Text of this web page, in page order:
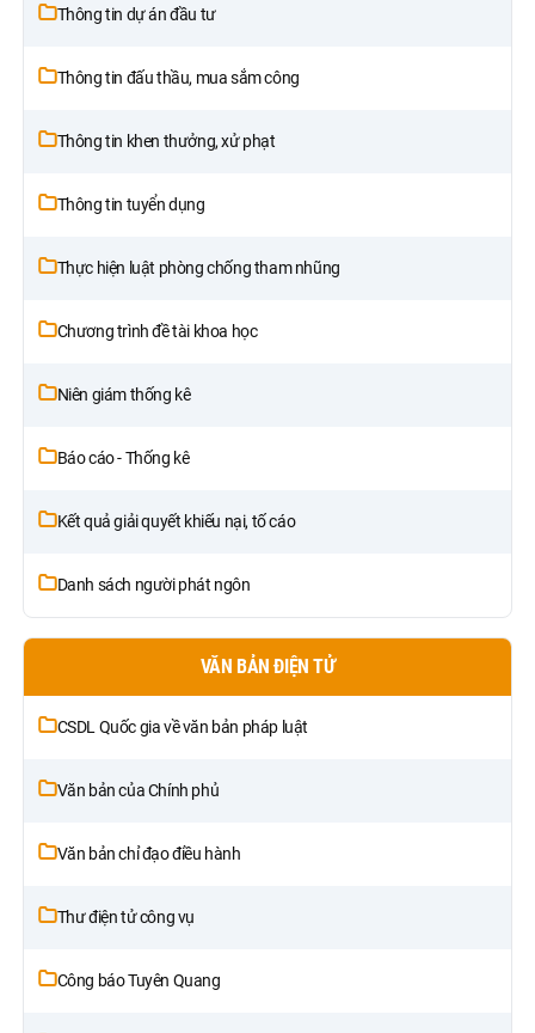
Thông tin dự án đầu tư
Thông tin đấu thầu, mua sắm công
Thông tin khen thưởng, xử phạt
Thông tin tuyển dụng
Thực hiện luật phòng chống tham nhũng
Chương trình đề tài khoa học
Niên giám thống kê
Báo cáo - Thống kê
Kết quả giải quyết khiếu nại, tố cáo
Danh sách người phát ngôn
VĂN BẢN ĐIỆN TỬ
CSDL Quốc gia về văn bản pháp luật
Văn bản của Chính phủ
Văn bản chỉ đạo điều hành
Thư điện tử công vụ
Công báo Tuyên Quang